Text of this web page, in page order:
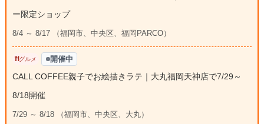
ー限定ショップ
8/4 ～ 8/17 （福岡市、中央区、福岡PARCO）
グルメ 開催中
CALL COFFEE親子でお絵描きラテ｜大丸福岡天神店で7/29～
8/18開催
7/29 ～ 8/18 （福岡市、中央区、大丸）